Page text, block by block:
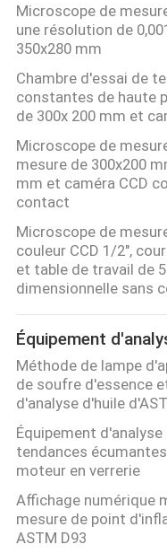
Microscope de
une résolution de
350x280 mm
Chambre d'essai de
constantes de haute
de 300x 200 mm et
Microscope de
mesure de 300x200
mm et caméra CCD
contact
Microscope de
couleur CCD 1/2",
et table de travail de
dimensionnelle sans
Équipement
Méthode de lampe
de soufre d'essence
d'analyse d'huile
Équipement
tendances
moteur en verrerie
Affichage numérique
mesure de point
ASTM D93